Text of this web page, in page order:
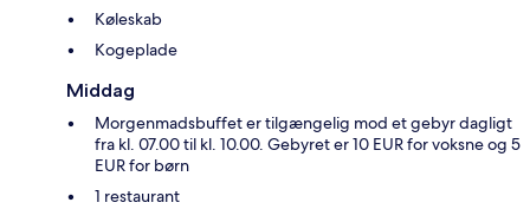
Køleskab
Kogeplade
Middag
Morgenmadsbuffet er tilgængelig mod et gebyr dagligt
fra kl. 07.00 til kl. 10.00. Gebyret er 10 EUR for voksne og 5
EUR for børn
1 restaurant